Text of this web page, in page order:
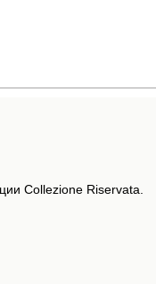
Collezione Riservata.